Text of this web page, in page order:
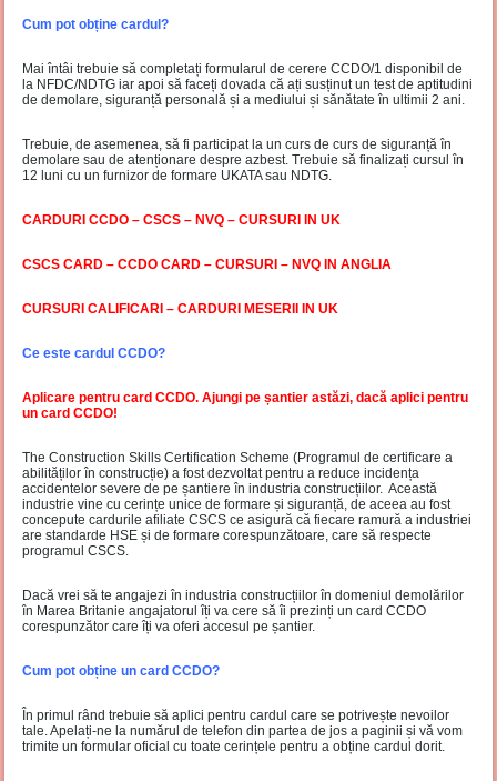
Cum pot obține cardul?
Mai întâi trebuie să completați formularul de cerere CCDO/1 disponibil de
la NFDC/NDTG iar apoi să faceți dovada că ați susținut un test de aptitudini
de demolare, siguranță personală și a mediului și sănătate în ultimii 2 ani.
Trebuie, de asemenea, să fi participat la un curs de curs de siguranță în
demolare sau de atenționare despre azbest. Trebuie să finalizați cursul în
12 luni cu un furnizor de formare UKATA sau NDTG.
CARDURI CCDO – CSCS – NVQ – CURSURI IN UK
CSCS CARD – CCDO CARD – CURSURI – NVQ IN ANGLIA
CURSURI CALIFICARI – CARDURI MESERII IN UK
Ce este cardul CCDO?
Aplicare pentru card CCDO. Ajungi pe șantier astăzi, dacă aplici pentru
un card CCDO!
The Construction Skills Certification Scheme (Programul de certificare a
abilităților în construcție) a fost dezvoltat pentru a reduce incidența
accidentelor severe de pe șantiere în industria construcțiilor. Această
industrie vine cu cerințe unice de formare și siguranță, de aceea au fost
concepute cardurile afiliate CSCS ce asigură că fiecare ramură a industriei
are standarde HSE și de formare corespunzătoare, care să respecte
programul CSCS.
Dacă vrei să te angajezi în industria construcțiilor în domeniul demolărilor
în Marea Britanie angajatorul îți va cere să îi prezinți un card CCDO
corespunzător care îți va oferi accesul pe șantier.
Cum pot obține un card CCDO?
În primul rând trebuie să aplici pentru cardul care se potrivește nevoilor
tale. Apelați-ne la numărul de telefon din partea de jos a paginii și vă vom
trimite un formular oficial cu toate cerințele pentru a obține cardul dorit.